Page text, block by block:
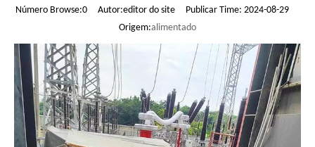
Número Browse:0 Autor:editor do site Publicar Time: 2024-08-29
Origem:alimentado